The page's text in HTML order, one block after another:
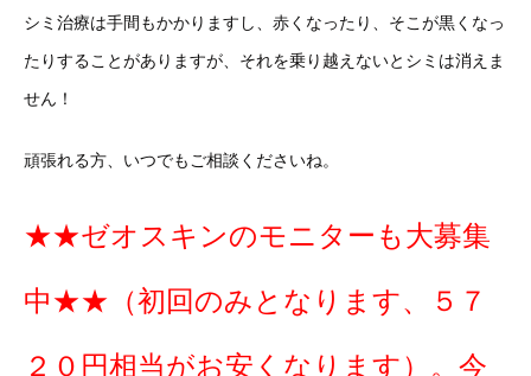
シミ治療は手間もかかりますし、赤くなったり、そこが黒くなっ
たりすることがありますが、それを乗り越えないとシミは消えま
せん！
頑張れる方、いつでもご相談くださいね。
★★ゼオスキンのモニターも大募集
中★★（初回のみとなります、５７
２０円相当がお安くなります）。今